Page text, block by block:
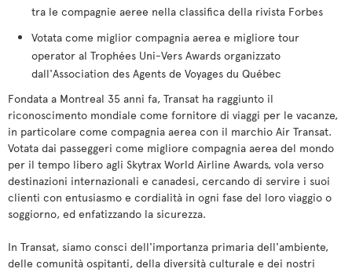
tra le compagnie aeree nella classifica della rivista Forbes
Votata come miglior compagnia aerea e migliore tour
operator al Trophées Uni-Vers Awards organizzato
dall'Association des Agents de Voyages du Québec
Fondata a Montreal 35 anni fa, Transat ha raggiunto il
riconoscimento mondiale come fornitore di viaggi per le vacanze,
in particolare come compagnia aerea con il marchio Air Transat.
Votata dai passeggeri come migliore compagnia aerea del mondo
per il tempo libero agli Skytrax World Airline Awards, vola verso
destinazioni internazionali e canadesi, cercando di servire i suoi
clienti con entusiasmo e cordialità in ogni fase del loro viaggio o
soggiorno, ed enfatizzando la sicurezza.
In Transat, siamo consci dell'importanza primaria dell'ambiente,
delle comunità ospitanti, della diversità culturale e dei nostri